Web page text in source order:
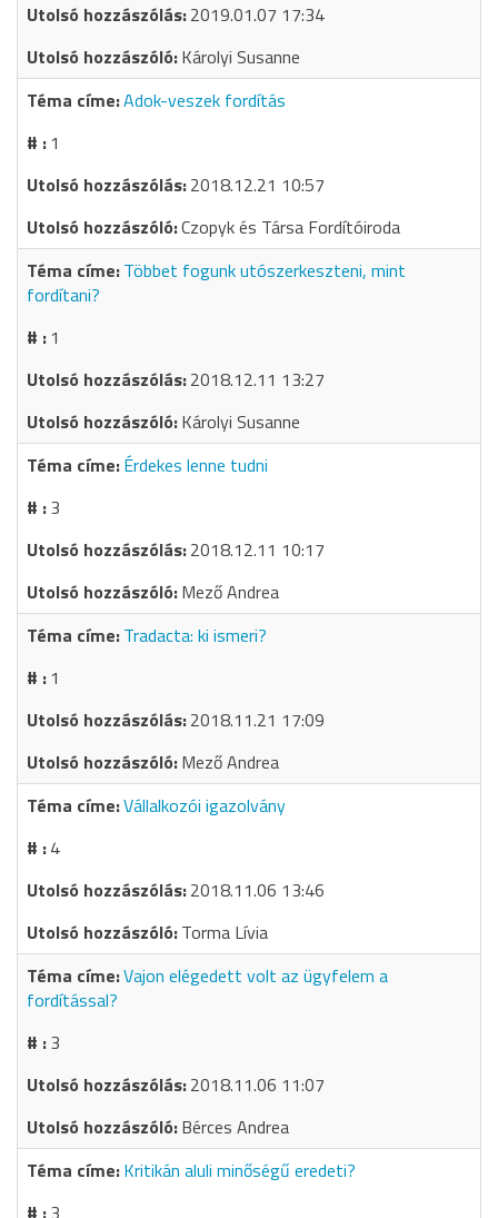
2019.01.07 17:34
Károlyi Susanne
Adok-veszek fordítás
1
2018.12.21 10:57
Czopyk és Társa Fordítóiroda
Többet fogunk utószerkeszteni, mint
fordítani?
1
2018.12.11 13:27
Károlyi Susanne
Érdekes lenne tudni
3
2018.12.11 10:17
Mező Andrea
Tradacta: ki ismeri?
1
2018.11.21 17:09
Mező Andrea
Vállalkozói igazolvány
4
2018.11.06 13:46
Torma Lívia
Vajon elégedett volt az ügyfelem a
fordítással?
3
2018.11.06 11:07
Bérces Andrea
Kritikán aluli minőségű eredeti?
3